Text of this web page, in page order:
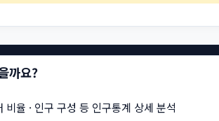
까요?
비율 · 인구 구성 등 인구통계 상세 분석